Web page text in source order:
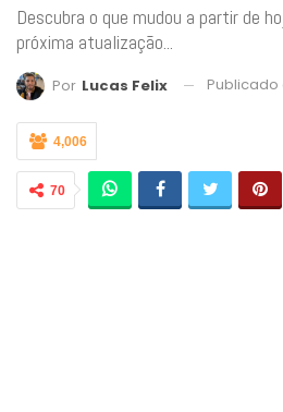
Descubra o que mudou a partir de
próxima atualização...
Por Lucas Felix Publicado
4,006
70